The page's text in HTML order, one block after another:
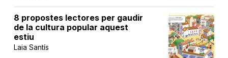
8 propostes lectores per gaudir
de la cultura popular aquest
estiu
Laia Santís